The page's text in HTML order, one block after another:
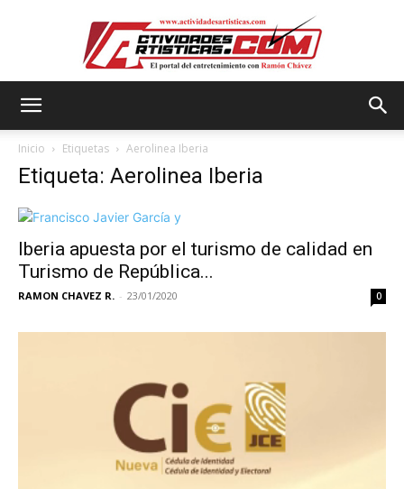
Inicio Etiquetas Aerolinea Iberia
Etiqueta: Aerolinea Iberia
Iberia apuesta por el turismo de calidad en
Turismo de República...
RAMON CHAVEZ R. - 23/01/2020 0